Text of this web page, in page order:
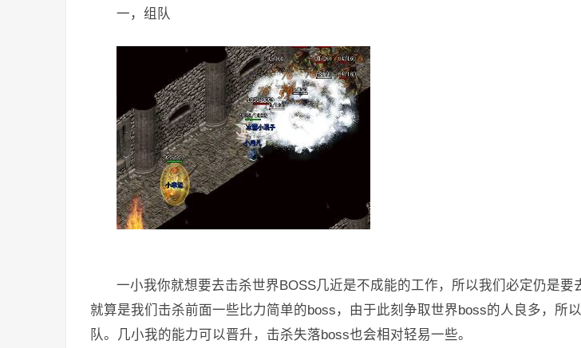
一，组队
一小我你就想要去击杀世界BOSS几近是不成能的工作，所以我们必定仍是要
就算是我们击杀前面一些比力简单的boss，由于此刻争取世界boss的人良多，所
队。几小我的能力可以晋升，击杀失落boss也会相对轻易一些。